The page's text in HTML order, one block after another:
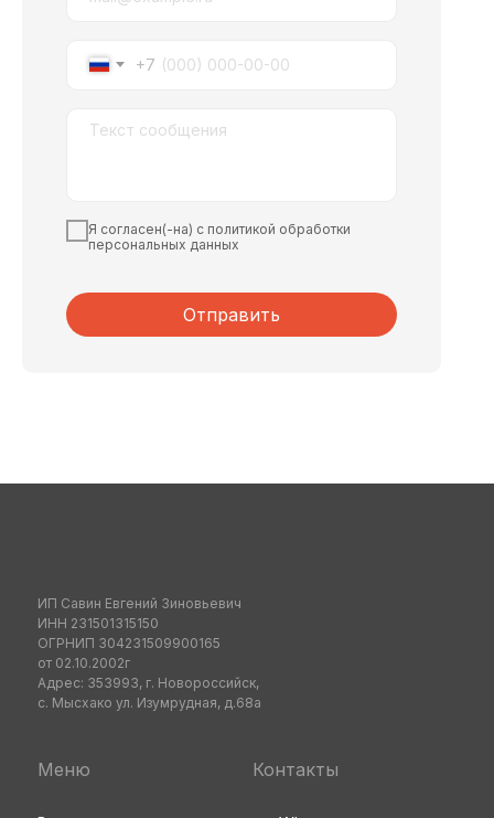
+7
Я согласен(-на) с политикой обработки
персональных данных
Отправить
ИП Савин Евгений Зиновьевич
ИНН 231501315150
ОГРНИП 304231509900165
от 02.10.2002г
Адрес: 353993, г. Новороссийск,
с. Мысхако ул. Изумрудная, д.68а
Меню Контакты